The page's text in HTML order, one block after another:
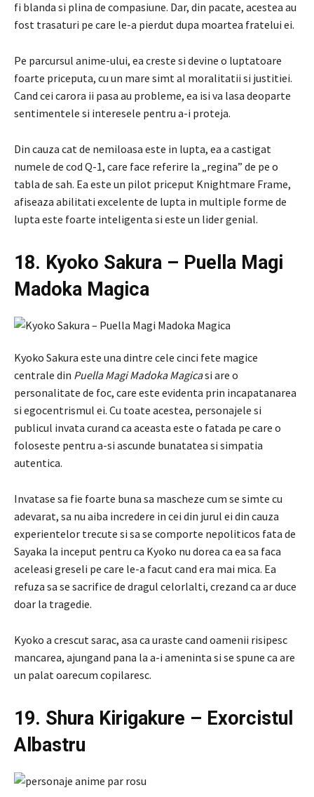
fi blanda si plina de compasiune. Dar, din pacate, acestea au
fost trasaturi pe care le-a pierdut dupa moartea fratelui ei.
Pe parcursul anime-ului, ea creste si devine o luptatoare
foarte priceputa, cu un mare simt al moralitatii si justitiei.
Cand cei carora ii pasa au probleme, ea isi va lasa deoparte
sentimentele si interesele pentru a-i proteja.
Din cauza cat de nemiloasa este in lupta, ea a castigat
numele de cod Q-1, care face referire la „regina” de pe o
tabla de sah. Ea este un pilot priceput Knightmare Frame,
afiseaza abilitati excelente de lupta in multiple forme de
lupta este foarte inteligenta si este un lider genial.
18. Kyoko Sakura – Puella Magi
Madoka Magica
Kyoko Sakura este una dintre cele cinci fete magice
centrale din Puella Magi Madoka Magicasi are o
personalitate de foc, care este evidenta prin incapatanarea
si egocentrismul ei. Cu toate acestea, personajele si
publicul invata curand ca aceasta este o fatada pe care o
foloseste pentru a-si ascunde bunatatea si simpatia
autentica.
Invatase sa fie foarte buna sa mascheze cum se simte cu
adevarat, sa nu aiba incredere in cei din jurul ei din cauza
experientelor trecute si sa se comporte nepoliticos fata de
Sayaka la inceput pentru ca Kyoko nu dorea ca ea sa faca
aceleasi greseli pe care le-a facut cand era mai mica. Ea
refuza sa se sacrifice de dragul celorlalti, crezand ca ar duce
doar la tragedie.
Kyoko a crescut sarac, asa ca uraste cand oamenii risipesc
mancarea, ajungand pana la a-i ameninta si se spune ca are
un palat oarecum copilaresc.
19. Shura Kirigakure – Exorcistul
Albastru